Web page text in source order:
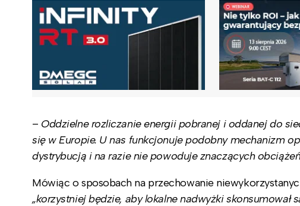
– Oddzielne rozliczanie energii pobranej i oddanej do
się w Europie. U nas funkcjonuje podobny mechanizm
dystrybucją i na razie nie powoduje znaczących
Mówiąc o sposobach na przechowanie
„korzystniej będzie, aby lokalne nadwyżki